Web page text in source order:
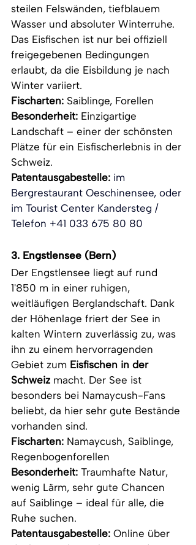
steilen Felswänden, tiefblauem
Wasser und absoluter Winterruhe.
Das Eisfischen ist nur bei offiziell
freigegebenen Bedingungen
erlaubt, da die Eisbildung je nach
Winter variiert.
Fischarten: Saiblinge, Forellen
Besonderheit: Einzigartige
Landschaft – einer der schönsten
Plätze für ein Eisfischerlebnis in der
Schweiz.
Patentausgabestelle: im
Bergrestaurant Oeschinensee, oder
im Tourist Center Kandersteg /
Telefon +41 033 675 80 80
3. Engstlensee (Bern)
Der Engstlensee liegt auf rund
1'850 m in einer ruhigen,
weitläufigen Berglandschaft. Dank
der Höhenlage friert der See in
kalten Wintern zuverlässig zu, was
ihn zu einem hervorragenden
Gebiet zum Eisfischen in der
Schweiz macht. Der See ist
besonders bei Namaycush-Fans
beliebt, da hier sehr gute Bestände
vorhanden sind.
Fischarten: Namaycush, Saiblinge,
Regenbogenforellen
Besonderheit: Traumhafte Natur,
wenig Lärm, sehr gute Chancen
auf Saiblinge – ideal für alle, die
Ruhe suchen.
Patentausgabestelle: Online über